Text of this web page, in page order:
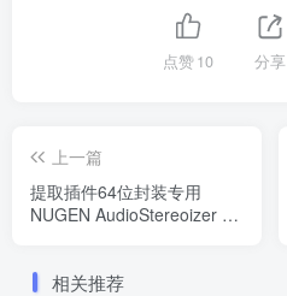
点赞10 分享
上一篇
提取插件64位封装专用
NUGEN AudioStereoizer 3
相关推荐